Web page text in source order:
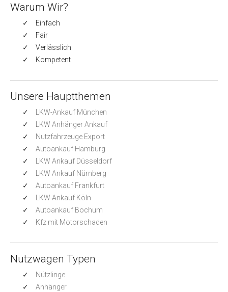
Warum Wir?
Einfach
Fair
Verlässlich
Kompetent
Unsere Hauptthemen
LKW-Ankauf München
LKW Anhänger Ankauf
Nutzfahrzeuge Export
Autoankauf Hamburg
LKW Ankauf Düsseldorf
LKW Ankauf Nürnberg
Autoankauf Frankfurt
LKW Ankauf Köln
Autoankauf Bochum
Kfz mit Motorschaden
Nutzwagen Typen
Nützlinge
Anhänger